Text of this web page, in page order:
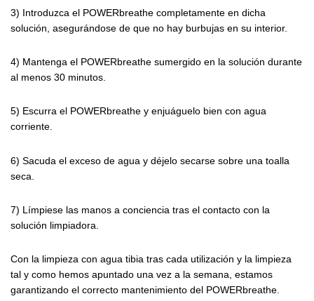
3) Introduzca el POWERbreathe completamente en dicha
solución, asegurándose de que no hay burbujas en su interior.
4) Mantenga el POWERbreathe sumergido en la solución durante
al menos 30 minutos.
5) Escurra el POWERbreathe y enjuáguelo bien con agua
corriente.
6) Sacuda el exceso de agua y déjelo secarse sobre una toalla
seca.
7) Límpiese las manos a conciencia tras el contacto con la
solución limpiadora.
Con la limpieza con agua tibia tras cada utilización y la limpieza
tal y como hemos apuntado una vez a la semana, estamos
garantizando el correcto mantenimiento del POWERbreathe.